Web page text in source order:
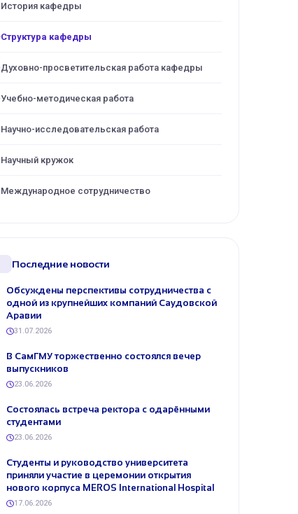
История кафедры
Структура кафедры
Духовно-просветительская работа кафедры
Учебно-методическая работа
Научно-исследовательская работа
Научный кружок
Международное сотрудничество
Последние новости
Обсуждены перспективы сотрудничества с
одной из крупнейших компаний Саудовской
Аравии
31.07.2026
В СамГМУ торжественно состоялся вечер
выпускников
23.06.2026
Состоялась встреча ректора с одарёнными
студентами
23.06.2026
Студенты и руководство университета
приняли участие в церемонии открытия
нового корпуса MEROS International Hospital
17.06.2026